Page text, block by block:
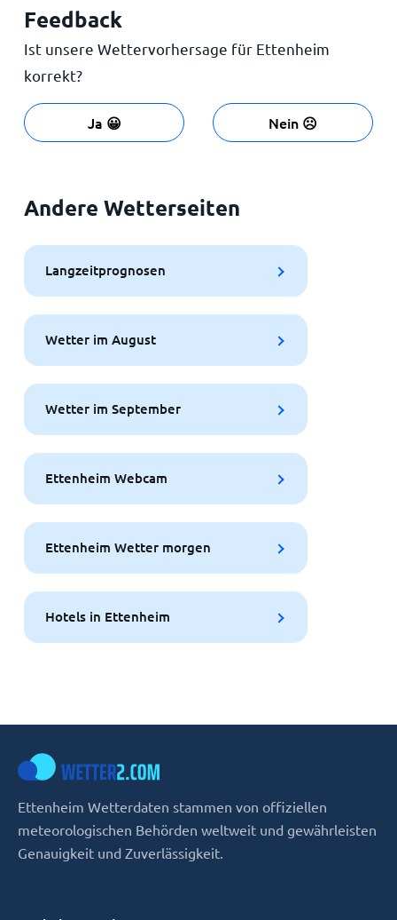
Feedback
Ist unsere Wettervorhersage für Ettenheim
korrekt?
Ja 😀 Nein ☹️
Andere Wetterseiten
Langzeitprognosen
Wetter im August
Wetter im September
Ettenheim Webcam
Ettenheim Wetter morgen
Hotels in Ettenheim
Ettenheim Wetterdaten stammen von offiziellen
meteorologischen Behörden weltweit und gewährleisten
Genauigkeit und Zuverlässigkeit.